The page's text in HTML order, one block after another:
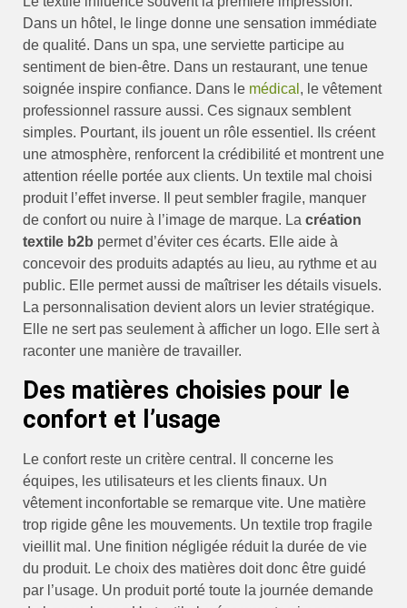
Dans un hôtel, le linge donne une sensation immédiate
de qualité. Dans un spa, une serviette participe au
sentiment de bien-être. Dans un restaurant, une tenue
soignée inspire confiance. Dans le médical , le vêtement
professionnel rassure aussi. Ces signaux semblent
simples. Pourtant, ils jouent un rôle essentiel. Ils créent
une atmosphère, renforcent la crédibilité et montrent une
attention réelle portée aux clients. Un textile mal choisi
produit l’effet inverse. Il peut sembler fragile, manquer
de confort ou nuire à l’image de marque. La création
textile b2b permet d’éviter ces écarts. Elle aide à
concevoir des produits adaptés au lieu, au rythme et au
public. Elle permet aussi de maîtriser les détails visuels.
La personnalisation devient alors un levier stratégique.
Elle ne sert pas seulement à afficher un logo. Elle sert à
raconter une manière de travailler.
Des matières choisies pour le
confort et l’usage
Le confort reste un critère central. Il concerne les
équipes, les utilisateurs et les clients finaux. Un
vêtement inconfortable se remarque vite. Une matière
trop rigide gêne les mouvements. Un textile trop fragile
vieillit mal. Une finition négligée réduit la durée de vie
du produit. Le choix des matières doit donc être guidé
par l’usage. Un produit porté toute la journée demande